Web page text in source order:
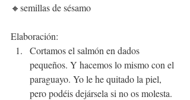
🔸semillas de sésamo
Elaboración:
Cortamos el salmón en dados
pequeños. Y hacemos lo mismo con el
paraguayo. Yo le he quitado la piel,
pero podéis dejársela si no os molesta.